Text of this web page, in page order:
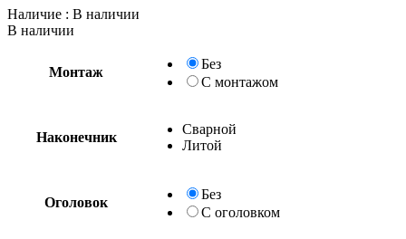
Наличие : В наличии
В наличии
Монтаж
Без
С монтажом
Наконечник
Сварной
Литой
Оголовок
Без
С оголовком